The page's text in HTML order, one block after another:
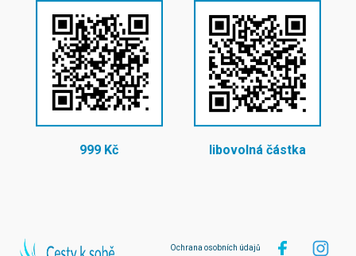
999 Kč libovolná částka
Ochrana osobních údajů